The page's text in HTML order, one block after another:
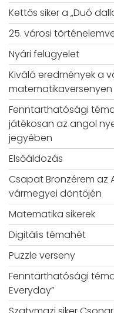
Kettős siker a „Duó
25. városi
Nyári felügyelet
Kiváló eredmények a
matematikaversenyen
Fenntarthatósági
játékosan az angol
jegyében
Elsőáldozás
Csapat Bronzérem az
vármegyei döntőjén
Matematika sikerek
Digitális témahét
Puzzle verseny
Fenntarthatósági
Everyday”